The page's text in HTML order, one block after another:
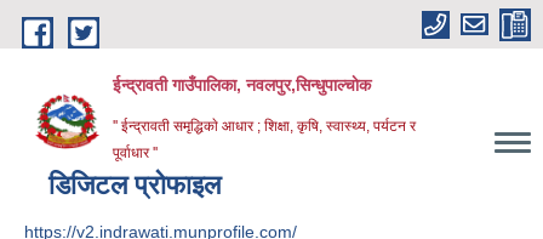
Skip to main content
ईन्द्रावती गाउँपालिका, नवलपुर,सिन्धुपाल्चाेक
'' ईन्द्रावती समृद्धिकाे आधार ; शिक्षा, कृषि, स्वास्थ्य, पर्यटन र
पूर्वाधार ''
डिजिटल प्रोफाइल
https://v2.indrawati.munprofile.com/